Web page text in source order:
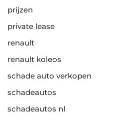
prijzen
private lease
renault
renault koleos
schade auto verkopen
schadeautos
schadeautos nl